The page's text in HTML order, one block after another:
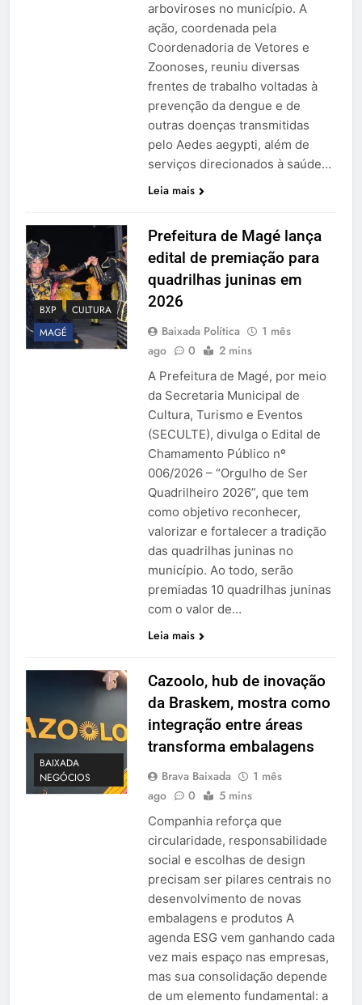
arboviroses no município. A
ação, coordenada pela
Coordenadoria de Vetores e
Zoonoses, reuniu diversas
frentes de trabalho voltadas à
prevenção da dengue e de
outras doenças transmitidas
pelo Aedes aegypti, além de
serviços direcionados à saúde…
Leia mais
BXP
CULTURA
MAGÉ
Prefeitura de Magé lança
edital de premiação para
quadrilhas juninas em
2026
Baixada Política
1 mês
ago
0 2 mins
A Prefeitura de Magé, por meio
da Secretaria Municipal de
Cultura, Turismo e Eventos
(SECULTE), divulga o Edital de
Chamamento Público nº
006/2026 – “Orgulho de Ser
Quadrilheiro 2026”, que tem
como objetivo reconhecer,
valorizar e fortalecer a tradição
das quadrilhas juninas no
município. Ao todo, serão
premiadas 10 quadrilhas juninas
com o valor de…
Leia mais
BAIXADA
NEGÓCIOS
Cazoolo, hub de inovação
da Braskem, mostra como
integração entre áreas
transforma embalagens
Brava Baixada
1 mês
ago
0 5 mins
Companhia reforça que
circularidade, responsabilidade
social e escolhas de design
precisam ser pilares centrais no
desenvolvimento de novas
embalagens e produtos A
agenda ESG vem ganhando cada
vez mais espaço nas empresas,
mas sua consolidação depende
de um elemento fundamental: a